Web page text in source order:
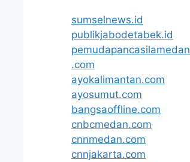
sumselnews.id
publikjabodetabek.id
pemudapancasilamedan
.com
ayokalimantan.com
ayosumut.com
bangsaoffline.com
cnbcmedan.com
cnnmedan.com
cnnjakarta.com